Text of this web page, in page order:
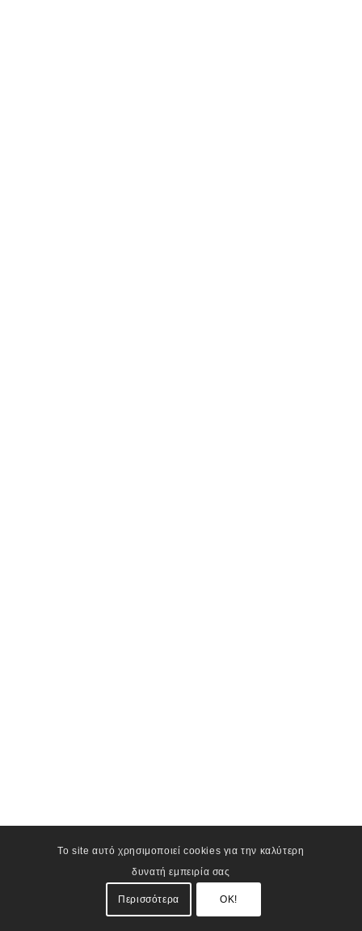
Το site αυτό χρησιμοποιεί cookies για την καλύτερη
δυνατή εμπειρία σας
Περισσότερα OK!